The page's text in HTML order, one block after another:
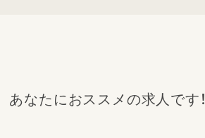
あなたにおススメの求人です！